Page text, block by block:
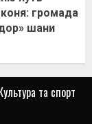
громада
шани
та спорт